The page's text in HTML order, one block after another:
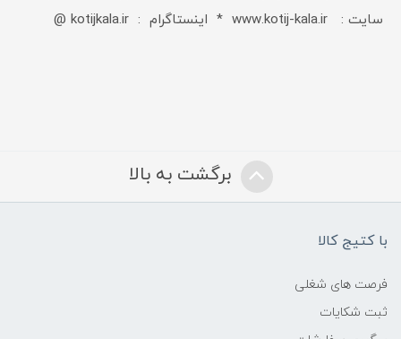
سایت : www.kotij-kala.ir * اینستاگرام : kotijkala.ir @
برگشت به بالا
با کتیج کالا
فرصت های شغلی
ثبت شکایات